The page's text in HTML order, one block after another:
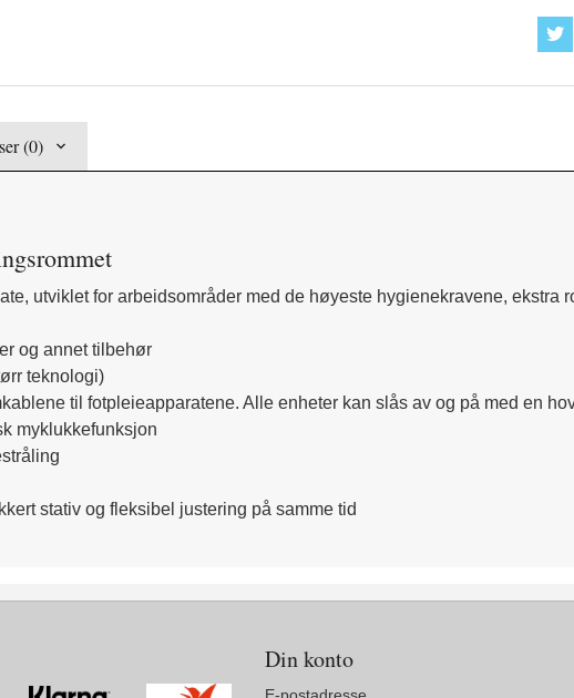
(0)
utviklet for arbeidsområder med de høyeste hygienekravene, ekstra
og annet tilbehør
teknologi)
til fotpleieapparatene. Alle enheter kan slås av og på med en
myklukkefunksjon
stativ og fleksibel justering på samme tid
Din konto
E-postadresse